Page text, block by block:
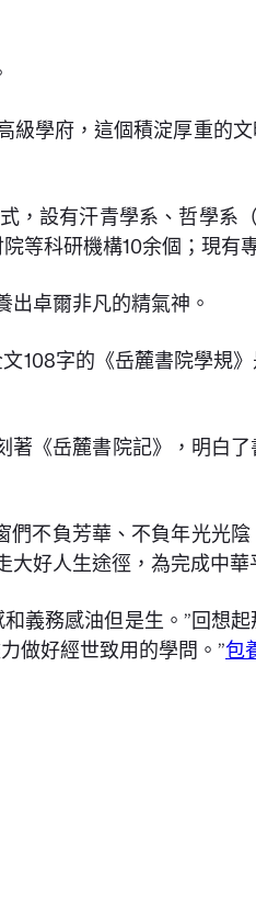
學府，這個積淀厚重的
設有汗青學系、哲學系
等科研機構10余個；現有
卓爾非凡的精氣神。
108字的《岳麓書院學規
《岳麓書院記》，明白
不負芳華、不負年光光
好人生途徑，為完成中
義務感油但是生。”回想
做好經世致用的學問。”包